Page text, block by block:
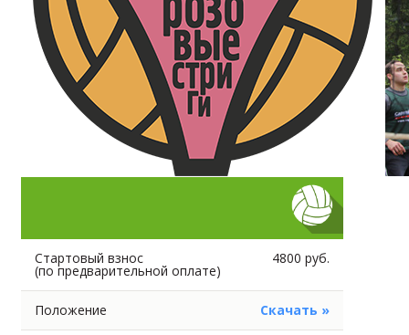
Стартовый взнос
(по предварительной оплате)
4800 руб.
Положение Скачать »